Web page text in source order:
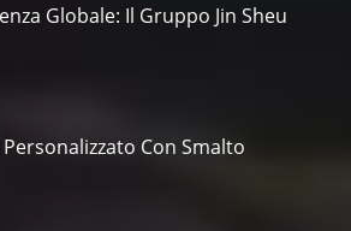
Globale: Il Gruppo Jin Sheu
Con Smalto